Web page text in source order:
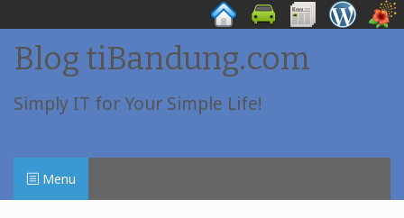
Skip
content
Blog tiBandung.com
Simply IT for Your Simple Life!
Menu